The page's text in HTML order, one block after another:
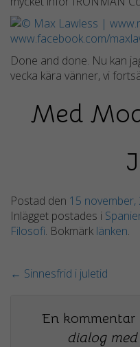
Done and done. Nu kan
vecka kära vänner, vi
Med
Postad den 15 november,
Inlägget postades i
Filosofi. Bokmärk länken.
← Sinnesfrid i juletid
En kommentar
dialog